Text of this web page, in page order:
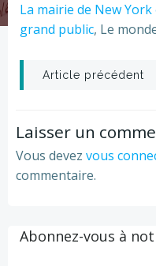
La mairie de New
grand public, Le
Post
Article précédent
Laisser un
Vous devez vous
commentaire.
Abonnez-vous à